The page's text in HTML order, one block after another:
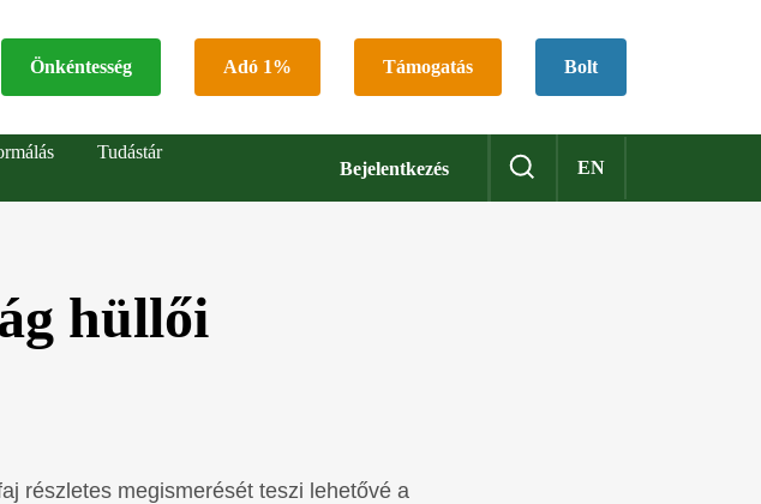
Önkéntesség Adó 1% Támogatás Bolt
Bejelentkezés EN
Tudástár
hüllői
részletes megismerését teszi lehetővé a